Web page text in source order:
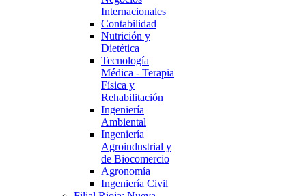
Internacionales
Contabilidad
Nutrición y
Dietética
Tecnología
Médica - Terapia
Física y
Rehabilitación
Ingeniería
Ambiental
Ingeniería
Agroindustrial y
de Biocomercio
Agronomía
Ingeniería Civil